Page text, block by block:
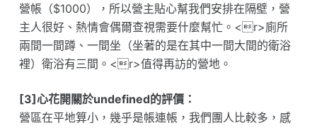
營帳（$1000），所以營主貼心幫我們安排在隔壁，營
主人很好、熱情會偶爾查視需要什麼幫忙。<r>廁所
兩間一間蹲、一間坐（坐著的是在其中一間大間的衛浴
裡）衛浴有三間。<r>值得再訪的營地。
[3]心花開關於undefined的評價：
營區在平地算小，幾乎是帳連帳，我們團人比較多，感